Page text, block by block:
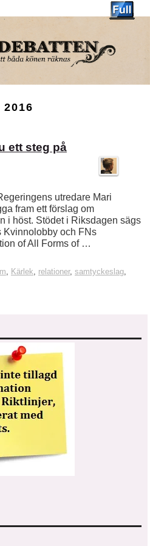
2016
ett steg på
utredare Mari
fram ett förslag om
i höst. Stödet i Riksdagen sägs
Kvinnolobby och FNs
of All Forms of …
, Kärlek, relationer, samtyckeslag,